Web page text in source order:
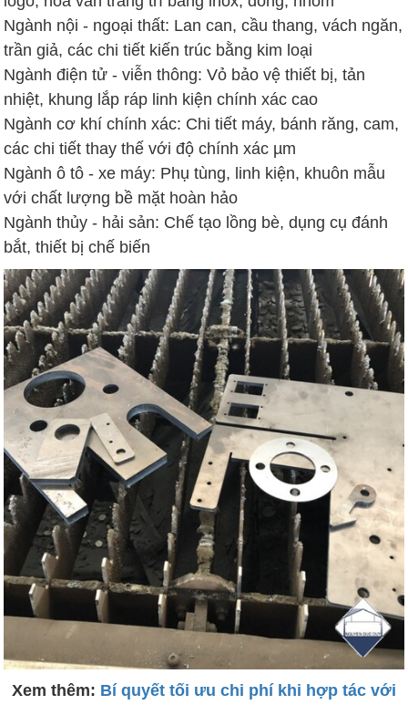
Ngành nội - ngoại thất: Lan can, cầu thang, vách ngăn,
trần giả, các chi tiết kiến trúc bằng kim loại
Ngành điện tử - viễn thông: Vỏ bảo vệ thiết bị, tản
nhiệt, khung lắp ráp linh kiện chính xác cao
Ngành cơ khí chính xác: Chi tiết máy, bánh răng, cam,
các chi tiết thay thế với độ chính xác µm
Ngành ô tô - xe máy: Phụ tùng, linh kiện, khuôn mẫu
với chất lượng bề mặt hoàn hảo
Ngành thủy - hải sản: Chế tạo lồng bè, dụng cụ đánh
bắt, thiết bị chế biến
Xem thêm: Bí quyết tối ưu chi phí khi hợp tác với